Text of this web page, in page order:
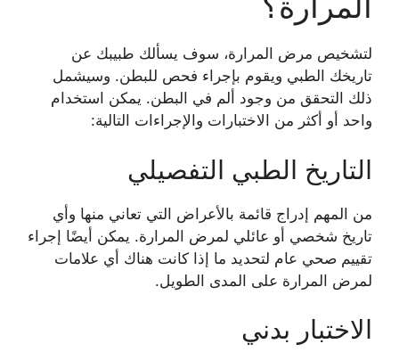
لتشخيص مرض المرارة، سوف يسألك طبيبك عن
تاريخك الطبي ويقوم بإجراء فحص للبطن. وسيشمل
ذلك التحقق من وجود ألم في البطن. يمكن استخدام
واحد أو أكثر من الاختبارات والإجراءات التالية:
التاريخ الطبي التفصيلي
من المهم إدراج قائمة بالأعراض التي تعاني منها وأي
تاريخ شخصي أو عائلي لمرض المرارة. يمكن أيضًا إجراء
تقييم صحي عام لتحديد ما إذا كانت هناك أي علامات
لمرض المرارة على المدى الطويل.
الاختبار بدني